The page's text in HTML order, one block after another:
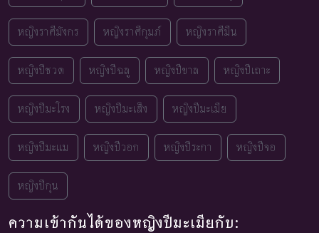
หญิงราศีมังกร หญิงราศีกุมภ์ หญิงราศีมีน
หญิงปีชวด หญิงปีฉลู หญิงปีขาล หญิงปีเถาะ
หญิงปีมะโรง หญิงปีมะเส็ง หญิงปีมะเมีย
หญิงปีมะแม หญิงปีวอก หญิงปีระกา หญิงปีจอ
หญิงปีกุน
ความเข้ากันได้ของหญิงปีมะเมียกับ: